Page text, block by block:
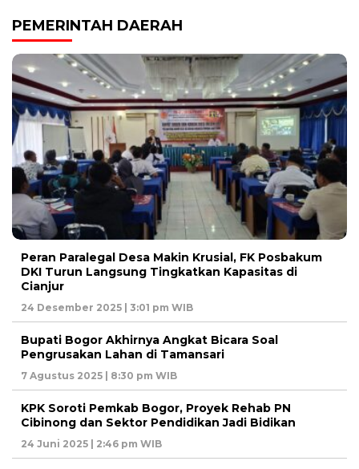
PEMERINTAH DAERAH
Peran Paralegal Desa Makin Krusial, FK Posbakum
DKI Turun Langsung Tingkatkan Kapasitas di
Cianjur
24 Desember 2025 | 3:01 pm WIB
Bupati Bogor Akhirnya Angkat Bicara Soal
Pengrusakan Lahan di Tamansari
7 Agustus 2025 | 8:30 pm WIB
KPK Soroti Pemkab Bogor, Proyek Rehab PN
Cibinong dan Sektor Pendidikan Jadi Bidikan
24 Juni 2025 | 2:46 pm WIB